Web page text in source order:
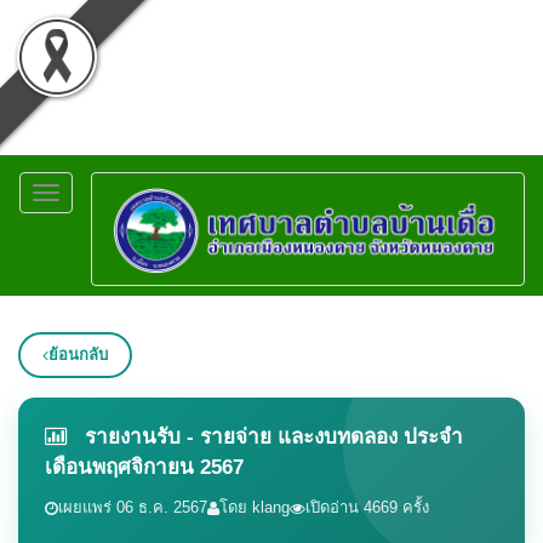
Toggle
navigation
ย้อนกลับ
รายงานรับ - รายจ่าย และงบทดลอง ประจำ
เดือนพฤศจิกายน 2567
เผยแพร่ 06 ธ.ค. 2567 โดย klang เปิดอ่าน 4669 ครั้ง